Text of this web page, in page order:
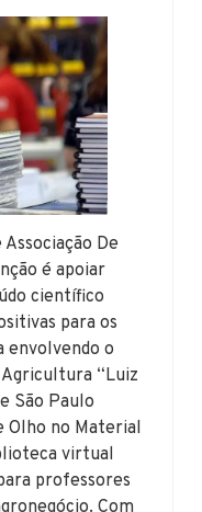
De
é apoiar
científico
para os
envolvendo o
“Luiz
São Paulo
Olho no Material
virtual
professores